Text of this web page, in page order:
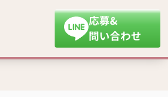
応募&
問い合わせ